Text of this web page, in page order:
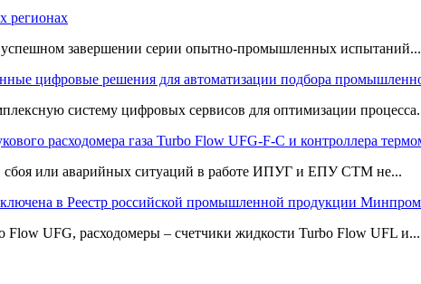
регионах
завершении серии опытно-промышленных испытаний...
цифровые решения для автоматизации подбора
систему цифровых сервисов для оптимизации
расходомера газа Turbo Flow UFG-F-С и контроллера
сбоя или аварийных ситуаций в работе ИПУГ и ЕПУ СТМ не...
в Реестр российской промышленной продукции
Flow UFG, расходомеры – счетчики жидкости Turbo Flow UFL и...